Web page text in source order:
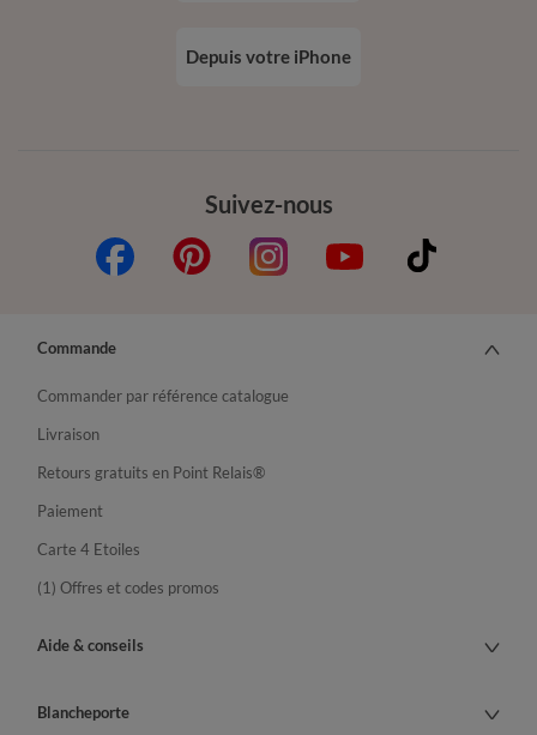
Suivez-nous
Depuis votre iPhone
Commande
Commander par référence catalogue
Livraison
Retours gratuits en Point Relais®
Paiement
Carte 4 Etoiles
(1) Offres et codes promos
Aide & conseils
Blancheporte